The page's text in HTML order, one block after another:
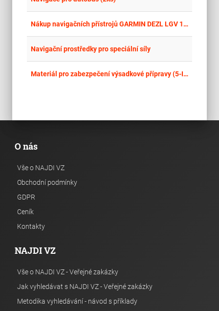
Nákup navigačních přístrojů GARMIN DEZL LGV 1020 10 ks
Navigační prostředky pro speciální síly
Materiál pro zabezpečení výsadkové přípravy (5-III)
O nás
Vše o NAJDI VZ
Obchodní podmínky
GDPR
Ceník
Kontakty
NAJDI VZ
Vše o NAJDI VZ - Veřejné zakázky
Jak vyhledávat s NAJDI VZ - Veřejné zakázky
Metodika vyhledávání - návod s příklady